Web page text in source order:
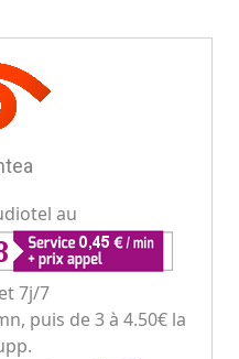
au
7j/7
puis de 3 à 4.50€ la